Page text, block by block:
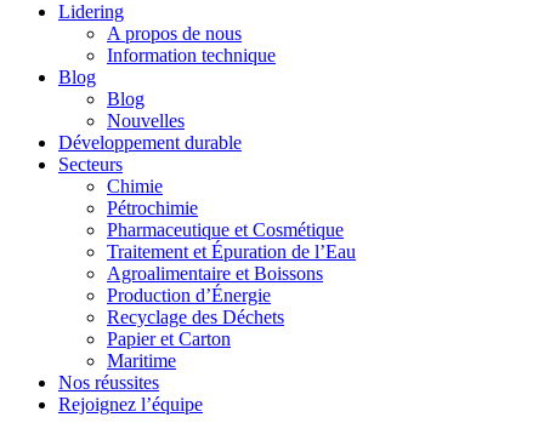
Lidering
A propos de nous
Information technique
Blog
Blog
Nouvelles
Développement durable
Secteurs
Chimie
Pétrochimie
Pharmaceutique et Cosmétique
Traitement et Épuration de l’Eau
Agroalimentaire et Boissons
Production d’Énergie
Recyclage des Déchets
Papier et Carton
Maritime
Nos réussites
Rejoignez l’équipe